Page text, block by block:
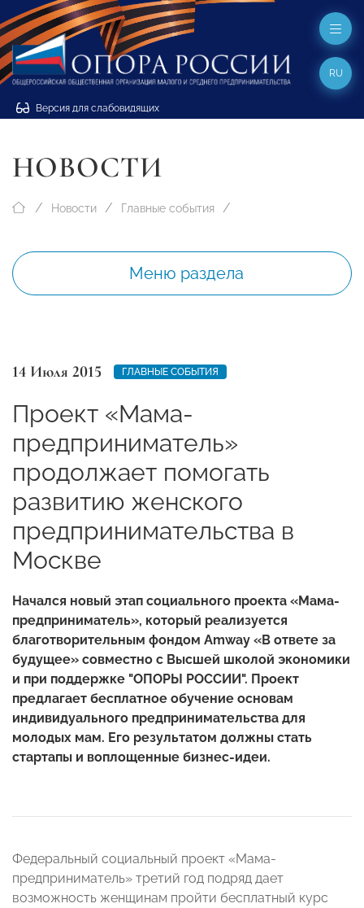
Версия для слабовидящих
RU
НОВОСТИ
Новости Главные события
Меню раздела
14 Июля 2015 ГЛАВНЫЕ СОБЫТИЯ
Проект «Мама-
предприниматель»
продолжает помогать
развитию женского
предпринимательства в
Москве
Начался новый этап социального проекта «Мама-
предприниматель», который реализуется
благотворительным фондом Amway «В ответе за
будущее» совместно с Высшей школой экономики
и при поддержке "ОПОРЫ РОССИИ". Проект
предлагает бесплатное обучение основам
индивидуального предпринимательства для
молодых мам. Его результатом должны стать
стартапы и воплощенные бизнес-идеи.
Федеральный социальный проект «Мама-
предприниматель» третий год подряд дает
возможность женщинам пройти бесплатный курс